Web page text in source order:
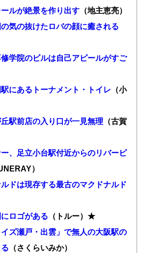
ルが絶景を作り出す （地主恵亮）
気の抜けたロバの顔に癒される
学院のビルは自己アピールがすご
にあるトーナメント・トイレ （小
駅前店の入り口が一見無理 （古賀
、足立小台駅付近からのリバービ
）
ドは現存する最古のマクドナルド
ロゴがある （トルー）★
ズ瀬戸・出雲」で無人の大阪駅の
（さくらいみか）